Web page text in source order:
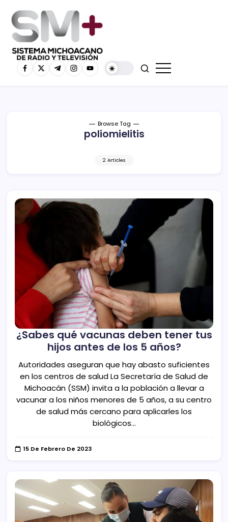
Browse Tag
poliomielitis
2 Articles
¿Sabes qué vacunas deben tener tus
hijos antes de los 5 años?
Autoridades aseguran que hay abasto suficientes
en los centros de salud La Secretaría de Salud de
Michoacán (SSM) invita a la población a llevar a
vacunar a los niños menores de 5 años, a su centro
de salud más cercano para aplicarles los
biológicos…
15 De Febrero De 2023